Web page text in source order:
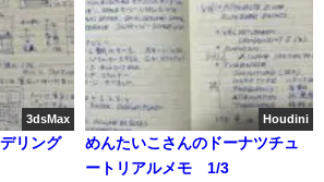
3dsMax
リング
Houdini
めんたいこさんのドーナツチュ
ートリアルメモ 1/3